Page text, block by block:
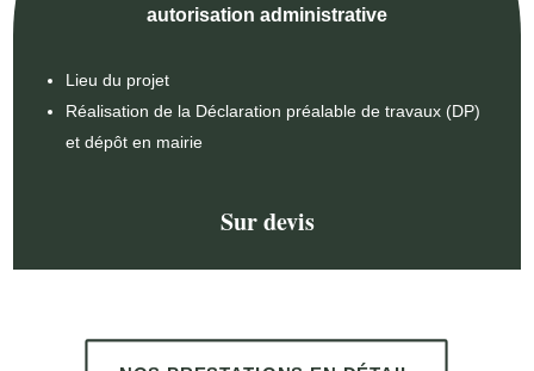
autorisation administrative
Lieu du projet
Réalisation de la Déclaration préalable de travaux (DP)
et dépôt en mairie
Sur devis